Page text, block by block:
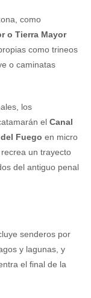
como
o Tierra Mayor
como trineos
o caminatas
los
el Canal
Fuego en micro
recrea un trayecto
del antiguo penal
senderos por
y lagunas, y
el final de la